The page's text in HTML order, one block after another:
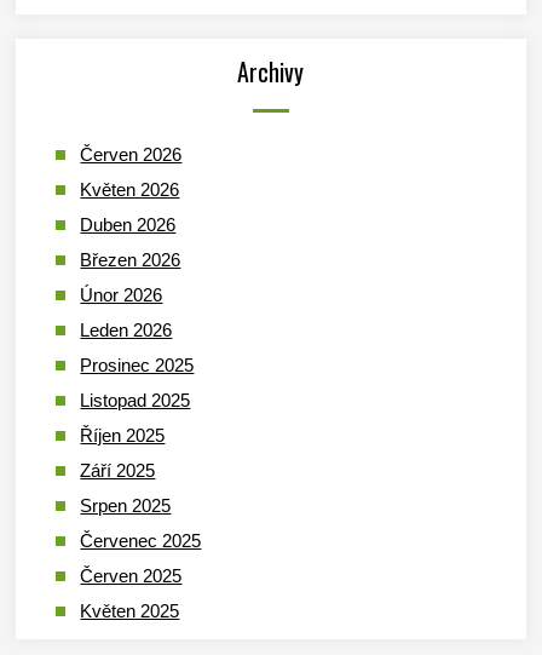
Archivy
Červen 2026
Květen 2026
Duben 2026
Březen 2026
Únor 2026
Leden 2026
Prosinec 2025
Listopad 2025
Říjen 2025
Září 2025
Srpen 2025
Červenec 2025
Červen 2025
Květen 2025